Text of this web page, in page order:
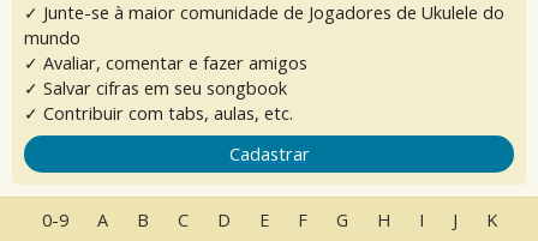
✓ Junte-se à maior comunidade de Jogadores de Ukulele do
mundo
✓ Avaliar, comentar e fazer amigos
✓ Salvar cifras em seu songbook
✓ Contribuir com tabs, aulas, etc.
Cadastrar
0-9 A B C D E F G H I J K